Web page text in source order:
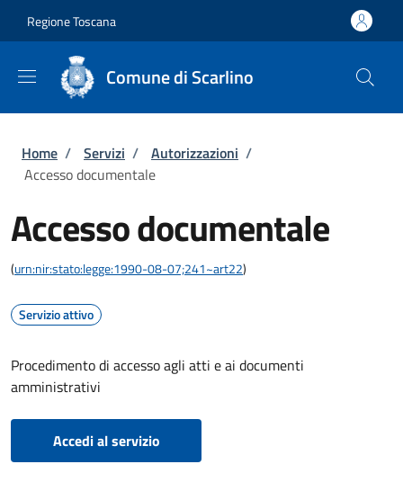
Regione Toscana
Comune di Scarlino
Briciole di pane
Home / Servizi / Autorizzazioni /
Accesso documentale
Accesso documentale
(urn:nir:stato:legge:1990-08-07;241~art22)
Servizio attivo
Procedimento di accesso agli atti e ai documenti
amministrativi
Accedi al servizio